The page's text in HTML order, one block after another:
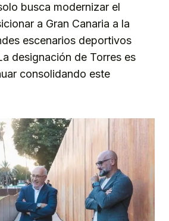
busca modernizar el
a Gran Canaria a la
escenarios deportivos
designación de Torres es
consolidando este